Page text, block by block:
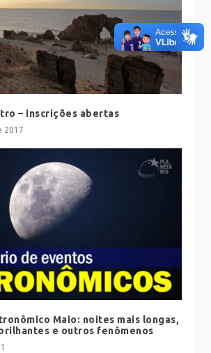
– inscrições abertas
2017
Maio: noites mais longas,
e outros fenômenos